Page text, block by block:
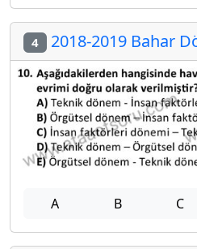
4 2018-2019 Bahar
A B C